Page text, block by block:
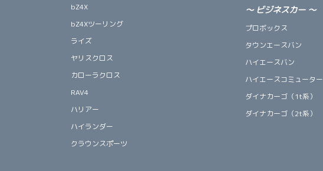
bZ4X
bZ4Xツーリング
ライズ
ヤリスクロス
カローラクロス
RAV4
ハリアー
ハイランダー
クラウンスポーツ
～ ビジネスカー ～
プロボックス
タウンエースバン
ハイエースバン
ハイエースコミューター
ダイナカーゴ（1t系）
ダイナカーゴ（2t系）